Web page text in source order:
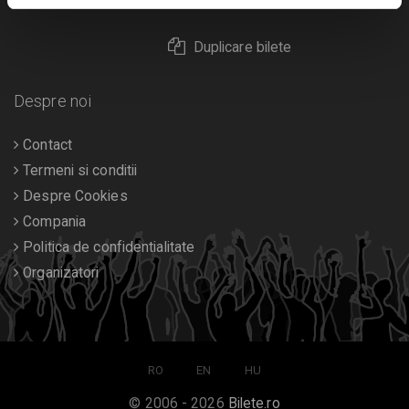
Duplicare bilete
Despre noi
Contact
Termeni si conditii
Despre Cookies
Compania
Politica de confidentialitate
Organizatori
RO EN HU
© 2006 - 2026 Bilete.ro